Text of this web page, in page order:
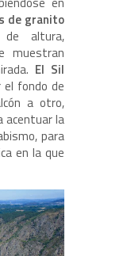
de granito
altura,
muestran
El Sil
el fondo de
a otro,
acentuar la
para
en la que